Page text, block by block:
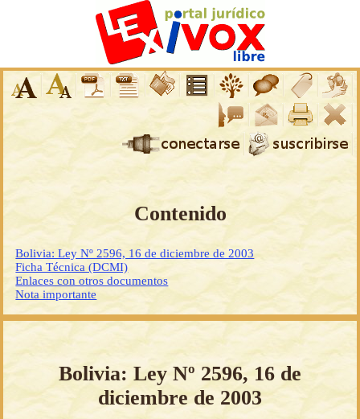
Contenido
Bolivia: Ley Nº 2596, 16 de diciembre de 2003
Ficha Técnica (DCMI)
Enlaces con otros documentos
Nota importante
Bolivia: Ley Nº 2596, 16 de
diciembre de 2003